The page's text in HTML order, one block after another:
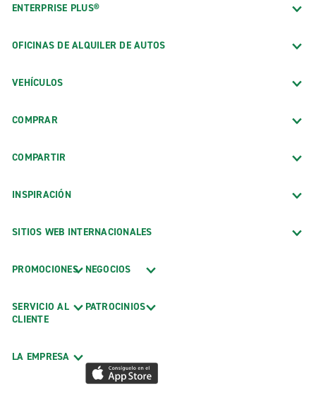
ENTERPRISE PLUS®
OFICINAS DE ALQUILER DE AUTOS
VEHÍCULOS
COMPRAR
COMPARTIR
INSPIRACIÓN
SITIOS WEB INTERNACIONALES
PROMOCIONES
SERVICIO AL
CLIENTE
LA EMPRESA
NEGOCIOS
PATROCINIOS